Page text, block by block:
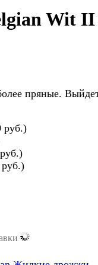
Wit II
пряные.
руб.)
)
)